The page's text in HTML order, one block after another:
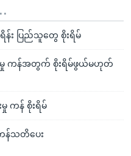
း ပြည်သူတွေ စိုးရိမ်
းမှု ကန်အတွက် စိုးရိမ်ဖွယ်မဟုတ်
ကန် စိုးရိမ်
န်သတိပေး